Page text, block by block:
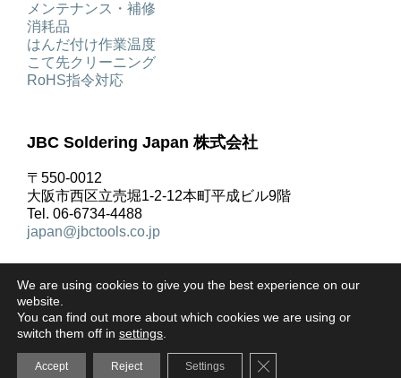
メンテナンス・補修
消耗品
はんだ付け作業温度
こて先クリーニング
RoHS指令対応
JBC Soldering Japan 株式会社
〒550-0012
大阪市西区立売堀1-2-12本町平成ビル9階
Tel. 06-6734-4488
japan@jbctools.co.jp
著作権 © JBC Soldering S.L. |
ライバシーポリシー|ご利用規約|クッキーポリシー
お問合せ
We are using cookies to give you the best experience on our
website.
You can find out more about which cookies we are using or
switch them off in settings
Accept Reject Settings Close GDPR Cookie